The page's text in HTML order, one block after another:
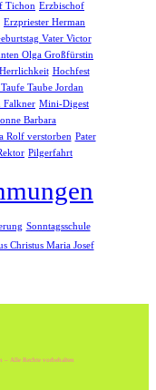
Tichon Erzbischof
Erzpriester Herman
Vater Victor
Olga Großfürstin
Hochfest
Taube Jordan
Falkner Mini-Digest
Barbara
Rolf verstorben Pater
Pilgerfahrt
Sonntagsschule
Christus Maria Josef
Alle Rechte vorbehalten